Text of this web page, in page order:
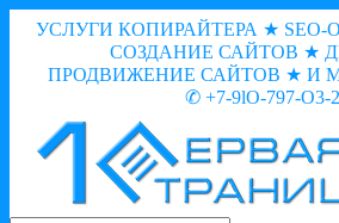
УСЛУГИ КОПИРАЙТЕРА ★
СОЗДАНИЕ САЙТОВ ★
ПРОДВИЖЕНИЕ САЙТОВ ★ И
✆ +7-9lO-797-O3-